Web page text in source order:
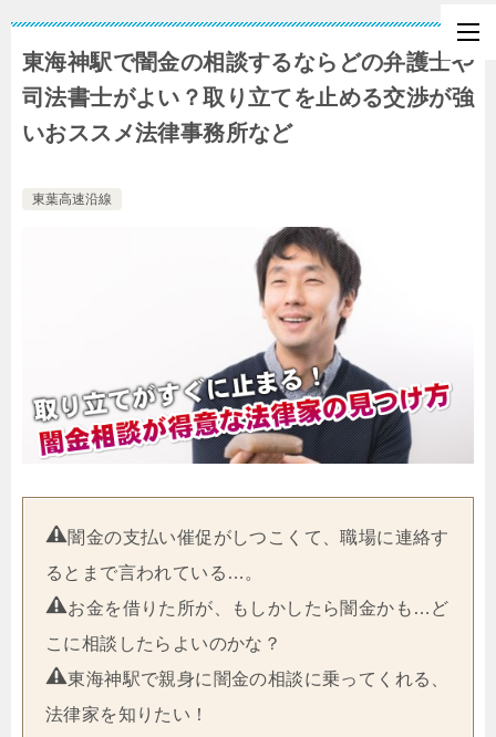
東海神駅で闇金の相談するならどの弁護士や
司法書士がよい？取り立てを止める交渉が強
いおススメ法律事務所など
東葉高速沿線
闇金の支払い催促がしつこくて、職場に連絡す
るとまで言われている…。
お金を借りた所が、もしかしたら闇金かも…ど
こに相談したらよいのかな？
東海神駅で親身に闇金の相談に乗ってくれる、
法律家を知りたい！